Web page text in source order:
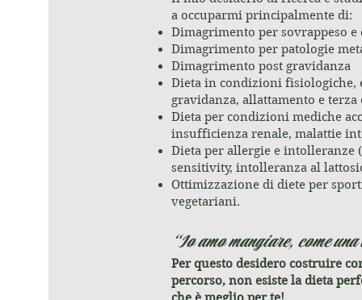
a occuparmi principalmente di:
Dimagrimento per sovrappeso e
Dimagrimento per patologie
Dimagrimento post gravidanza
Dieta in condizioni fisiologiche,
gravidanza, allattamento e terza
Dieta per condizioni mediche
insufficienza renale, malattie
Dieta per allergie e intolleranze
sensitivity, intolleranza al
Ottimizzazione di diete per
vegetariani.
“Io amo mangiare, come
Per questo desidero costruire
percorso, non esiste la dieta